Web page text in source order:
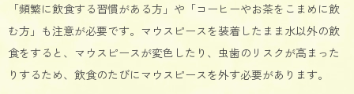
「頻繁に飲食する習慣がある方」や「コーヒーやお茶をこまめに飲
む方」も注意が必要です。マウスピースを装着したまま水以外の飲
食をすると、マウスピースが変色したり、虫歯のリスクが高まった
りするため、飲食のたびにマウスピースを外す必要があります。